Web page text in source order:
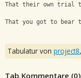
That their own trial
That you got to bear
Tabulatur von project8,
Tab Kommentare (0)